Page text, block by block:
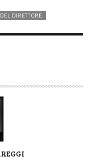
DIRETTORE